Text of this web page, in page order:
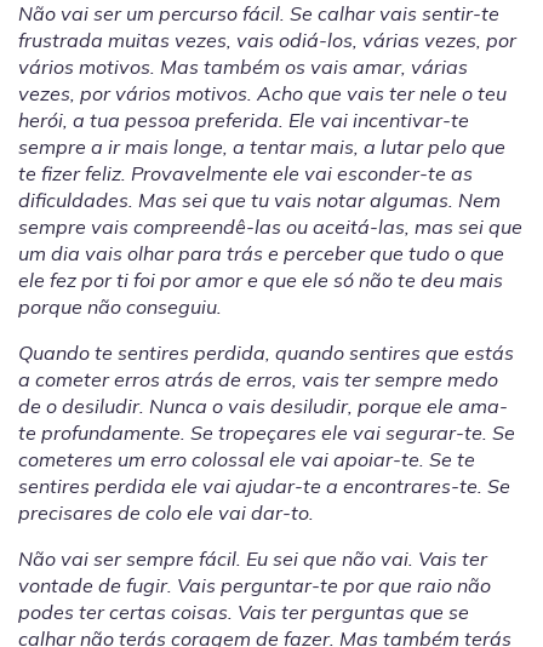
Não vai ser um percurso fácil. Se calhar vais sentir-te
frustrada muitas vezes, vais odiá-los, várias vezes, por
vários motivos. Mas também os vais amar, várias
vezes, por vários motivos. Acho que vais ter nele o teu
herói, a tua pessoa preferida. Ele vai incentivar-te
sempre a ir mais longe, a tentar mais, a lutar pelo que
te fizer feliz. Provavelmente ele vai esconder-te as
dificuldades. Mas sei que tu vais notar algumas. Nem
sempre vais compreendê-las ou aceitá-las, mas sei que
um dia vais olhar para trás e perceber que tudo o que
ele fez por ti foi por amor e que ele só não te deu mais
porque não conseguiu.
Quando te sentires perdida, quando sentires que estás
a cometer erros atrás de erros, vais ter sempre medo
de o desiludir. Nunca o vais desiludir, porque ele ama-
te profundamente. Se tropeçares ele vai segurar-te. Se
cometeres um erro colossal ele vai apoiar-te. Se te
sentires perdida ele vai ajudar-te a encontrares-te. Se
precisares de colo ele vai dar-to.
Não vai ser sempre fácil. Eu sei que não vai. Vais ter
vontade de fugir. Vais perguntar-te por que raio não
podes ter certas coisas. Vais ter perguntas que se
calhar não terás coragem de fazer. Mas também terás